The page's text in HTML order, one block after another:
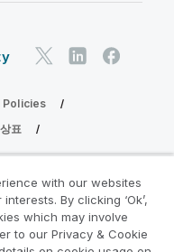
Policies
상표
AB. 무단 전재
with our websites
By clicking ‘Ok’,
which may involve
to our Privacy & Cookie